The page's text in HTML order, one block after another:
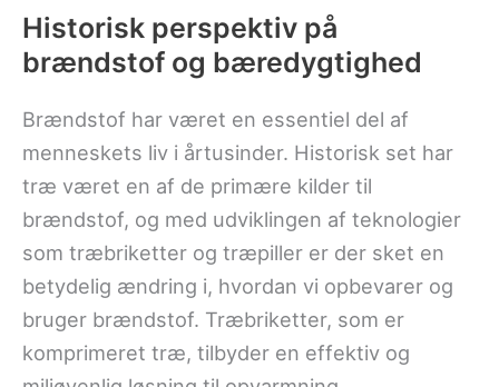
Historisk perspektiv på
brændstof og bæredygtighed
Brændstof har været en essentiel del af
menneskets liv i årtusinder. Historisk set har
træ været en af de primære kilder til
brændstof, og med udviklingen af teknologier
som træbriketter og træpiller er der sket en
betydelig ændring i, hvordan vi opbevarer og
bruger brændstof. Træbriketter, som er
komprimeret træ, tilbyder en effektiv og